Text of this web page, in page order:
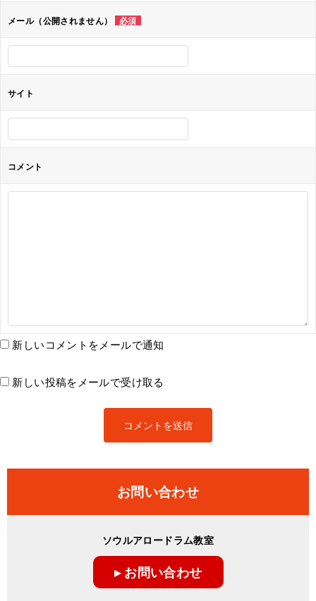
ョ
ン
メール（公開されません） 必須
サイト
コメント
新しいコメントをメールで通知
新しい投稿をメールで受け取る
お問い合わせ
ソウルアロードラム教室
▸ お問い合わせ